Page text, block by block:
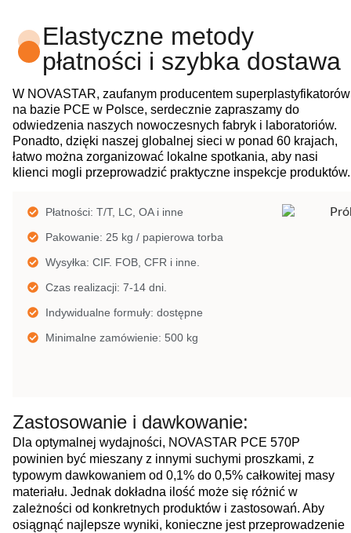
Elastyczne metody
płatności i szybka dostawa
W NOVASTAR, zaufanym producentem superplastyfikatorów
na bazie PCE w Polsce, serdecznie zapraszamy do
odwiedzenia naszych nowoczesnych fabryk i laboratoriów.
Ponadto, dzięki naszej globalnej sieci w ponad 60 krajach,
łatwo można zorganizować lokalne spotkania, aby nasi
klienci mogli przeprowadzić praktyczne inspekcje produktów.
Płatności: T/T, LC, OA i inne
Pakowanie: 25 kg / papierowa torba
Wysyłka: CIF. FOB, CFR i inne.
Czas realizacji: 7-14 dni.
Indywidualne formuły: dostępne
Minimalne zamówienie: 500 kg
Zastosowanie i dawkowanie:
Dla optymalnej wydajności, NOVASTAR PCE 570P
powinien być mieszany z innymi suchymi proszkami, z
typowym dawkowaniem od 0,1% do 0,5% całkowitej masy
materiału. Jednak dokładna ilość może się różnić w
zależności od konkretnych produktów i zastosowań. Aby
osiągnąć najlepsze wyniki, konieczne jest przeprowadzenie